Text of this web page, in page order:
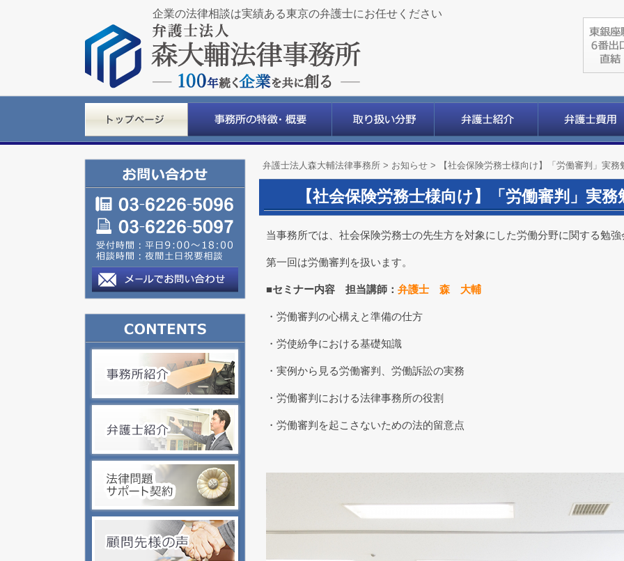
企業の法律相談は実績ある東京の弁護士にお任せください
弁護士法人森大輔法律事務所 > お知らせ > 【社会保険労務士様向け】「労働審判」実
【社会保険労務士様向け】「労働審判」実
当事務所では、社会保険労務士の先生方を対象にした労働分野に関する勉
第一回は労働審判を扱います。
■セミナー内容 担当講師： 弁護士 森 大輔
・労働審判の心構えと準備の仕方
・労使紛争における基礎知識
・実例から見る労働審判、労働訴訟の実務
・労働審判における法律事務所の役割
・労働審判を起こさないための法的留意点